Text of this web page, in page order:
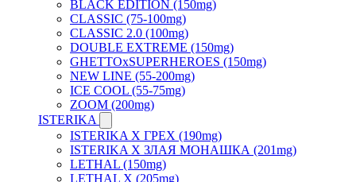
BLACK EDITION (150mg)
CLASSIC (75-100mg)
CLASSIC 2.0 (100mg)
DOUBLE EXTREME (150mg)
GHETTOxSUPERHEROES (150mg)
NEW LINE (55-200mg)
ICE COOL (55-75mg)
ZOOM (200mg)
ISTERIKA
ISTERIKA X ГРЕХ (190mg)
ISTERIKA X ЗЛАЯ МОНАШКА (201mg)
LETHAL (150mg)
LETHAL X (205mg)